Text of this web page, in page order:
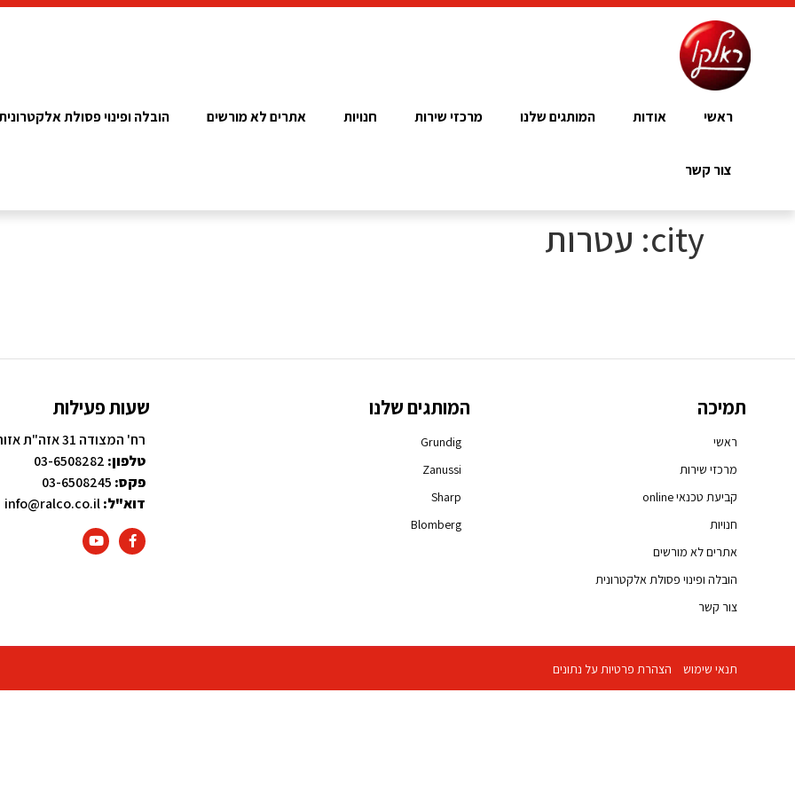
ראשי אודות המותגים שלנו מרכזי שירות חנויות אתרים לא מורשים הובלה ופינוי פסולת
צור קשר
city: עטרות
תמיכה
ראשי
מרכזי שירות
קביעת טכנאי online
חנויות
אתרים לא מורשים
הובלה ופינוי פסולת אלקטרונית
צור קשר
המותגים שלנו
Grundig
Zanussi
Sharp
Blomberg
שעות פעילות
רח' המצודה 31 אזה"ת אזור, 58001
טלפון:
פקס:
דוא"ל:
תנאי שימוש הצהרת פרטיות על נתונים